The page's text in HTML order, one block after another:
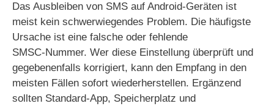
Das Ausbleiben von SMS auf Android‑Geräten ist
meist kein schwerwiegendes Problem. Die häufigste
Ursache ist eine falsche oder fehlende
SMSC‑Nummer. Wer diese Einstellung überprüft und
gegebenenfalls korrigiert, kann den Empfang in den
meisten Fällen sofort wiederherstellen. Ergänzend
sollten Standard‑App, Speicherplatz und